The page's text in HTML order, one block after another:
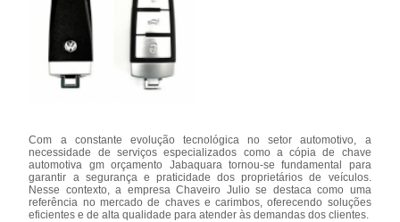
Com a constante evolução tecnológica no setor automotivo, a
necessidade de serviços especializados como a cópia de chave
automotiva gm orçamento Jabaquara tornou-se fundamental para
garantir a segurança e praticidade dos proprietários de veículos.
Nesse contexto, a empresa Chaveiro Julio se destaca como uma
referência no mercado de chaves e carimbos, oferecendo soluções
eficientes e de alta qualidade para atender às demandas dos clientes.